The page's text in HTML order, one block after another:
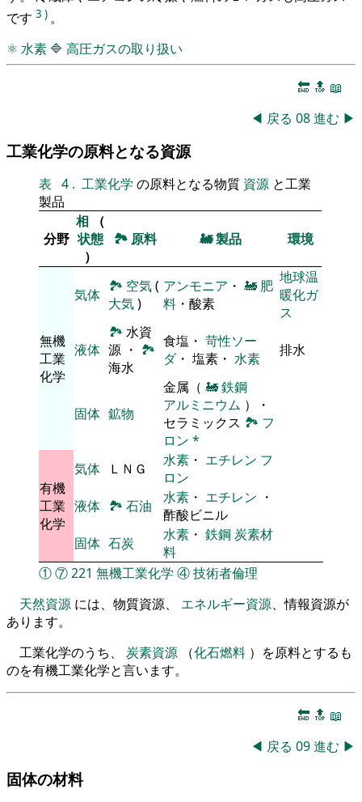
です 3 ) 。
⚛ 水素 🔷 高圧ガスの取り扱い
🔚 🔝 📖
◀ 戻る 08進む ▶
工業化学の原料となる資源
表 4 . 工業化学 の原料となる物質 資源 と工業
製品
分野
相
（
状態
）
🏞 原料 🚂製品 環境
無機
工業
化学
気体 🏞 空気(
大気)
アンモニア ・ 🚂 肥
料 ・酸素
地球温
暖化ガ
ス
液体
🏞 水資
源 ・ 🏞
海水
食塩・ 苛性ソー
ダ・ 塩素・ 水素 排水
固体 鉱物
金属（ 🚂鉄鋼
アルミニウム ）・
セラミックス 🏞 フ
ロン *
有機
工業
化学
気体 ＬＮＧ 水素 ・ エチレン フ
ロン
液体 🏞 石油 水素 ・ エチレン ・
酢酸ビニル
固体 石炭 水素 ・ 鉄鋼炭素材
料
①⑦221 無機工業化学 ④技術者倫理
天然資源 には、物質資源、 エネルギー資源、情報資源が
あります。
工業化学のうち、 炭素資源 （化石燃料 ）を原料とするも
のを有機工業化学と言います。
🔚 🔝 📖
◀ 戻る 09進む ▶
固体の材料